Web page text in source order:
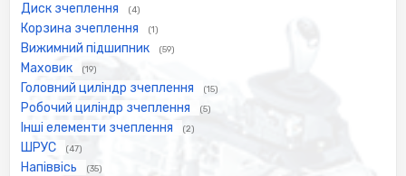
Диск зчеплення (4)
Корзина зчеплення (1)
Вижимний підшипник (59)
Маховик (19)
Головний циліндр зчеплення (15)
Робочий циліндр зчеплення (5)
Інші елементи зчеплення (2)
ШРУС (47)
Напіввісь (35)